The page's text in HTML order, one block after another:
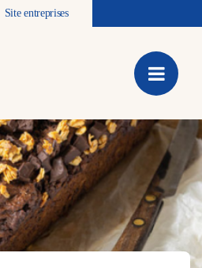
Site entreprises